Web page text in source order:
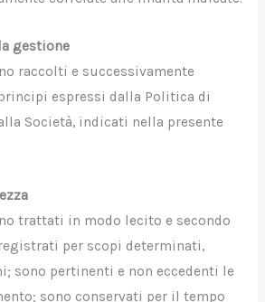
gestione
raccolti e successivamente
espressi dalla Politica di
Società, indicati nella presente
trattati in modo lecito e secondo
per scopi determinati,
sono pertinenti e non eccedenti le
sono conservati per il tempo